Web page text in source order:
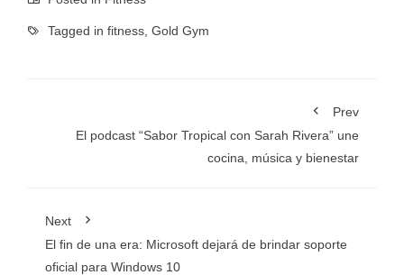
Tagged in fitness Gold Gym
Prev
El podcast “Sabor Tropical con Sarah Rivera” une
cocina, música y bienestar
Next
El fin de una era: Microsoft dejará de brindar soporte
oficial para Windows 10